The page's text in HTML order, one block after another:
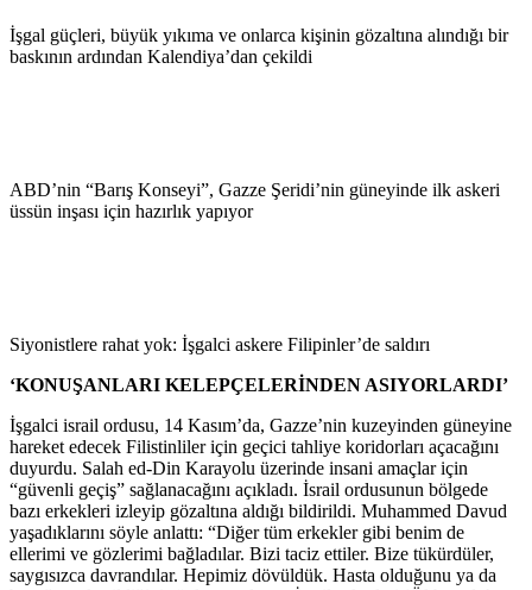
İşgal güçleri, büyük yıkıma ve onlarca kişinin gözaltına alındığı bir
baskının ardından Kalendiya’dan çekildi
ABD’nin “Barış Konseyi”, Gazze Şeridi’nin güneyinde ilk askeri
üssün inşası için hazırlık yapıyor
Siyonistlere rahat yok: İşgalci askere Filipinler’de saldırı
‘KONUŞANLARI KELEPÇELERİNDEN ASIYORLARDI’
İşgalci israil ordusu, 14 Kasım’da, Gazze’nin kuzeyinden güneyine
hareket edecek Filistinliler için geçici tahliye koridorları açacağını
duyurdu. Salah ed-Din Karayolu üzerinde insani amaçlar için
“güvenli geçiş” sağlanacağını açıkladı. İsrail ordusunun bölgede
bazı erkekleri izleyip gözaltına aldığı bildirildi. Muhammed Davud
yaşadıklarını söyle anlattı: “Diğer tüm erkekler gibi benim de
ellerimi ve gözlerimi bağladılar. Bizi taciz ettiler. Bize tükürdüler,
saygısızca davrandılar. Hepimiz dövüldük. Hasta olduğunu ya da